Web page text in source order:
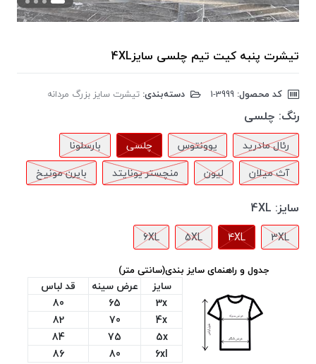
تیشرت پنبه کیت تیم چلسی سایز4XL
کد محصول: دسته‌بندی: تیشرت سایز بزرگ مردانه
رنگ: چلسی
رئال مادرید یوونتوس چلسی
بارسلونا
آث میلان
لیون منچستر یونایتد بایرن مونیخ
سایز: 4XL
3XL
4XL
5XL
6XL
جدول و راهنمای سایز بندی(سانتی متر)
سایز عرض سینه
قد لباس
3x
65
80
4x
70
82
5x
75
84
6xl
80
86